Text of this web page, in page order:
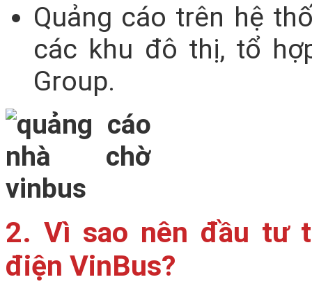
Quảng cáo trên hệ
các khu đô thị, tổ
Group.
2. Vì sao nên đầu tư
điện VinBus?